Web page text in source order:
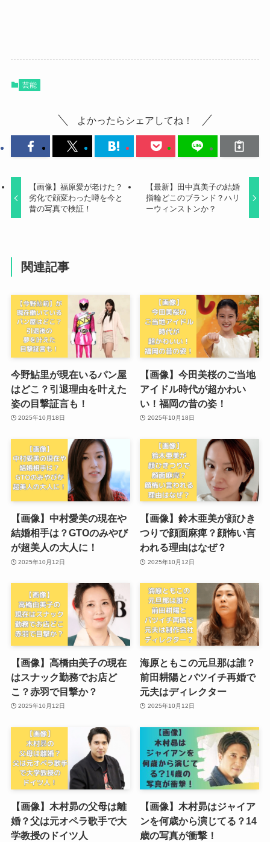
芸能
よかったらシェアしてね！
【画像】福原愛が老けた？
劣化で顔変わった噂を今と
昔の写真で検証！
【最新】田中真美子の結婚
指輪どこのブランド？ハリ
ーウィンストンか？
関連記事
今野鮎里が現在いるパン屋
はどこ？引退理由を叶えた
姿の目撃証言も！
2025年10月18日
【画像】今田美桜のご当地
アイドル時代が超かわい
い！福岡の昔の姿！
2025年10月18日
【画像】中村愛美の現在や
結婚相手は？GTOのみやび
が超美人の大人に！
2025年10月12日
【画像】鈴木亜美が顔ひき
つりで顔面麻痺？顔怖い言
われる理由はなぜ？
2025年10月12日
【画像】高橋由美子の現在
はスナック勤務でお店ど
こ？赤羽で目撃か？
2025年10月12日
海原ともこの元旦那は誰？
前田耕陽とバツイチ再婚で
元夫はディレクター
2025年10月12日
【画像】木村昴の父母は離
婚？父は元オペラ歌手で大
学教授のドイツ人
【画像】木村昴はジャイア
ンを何歳から演じてる？14
歳の写真が衝撃！